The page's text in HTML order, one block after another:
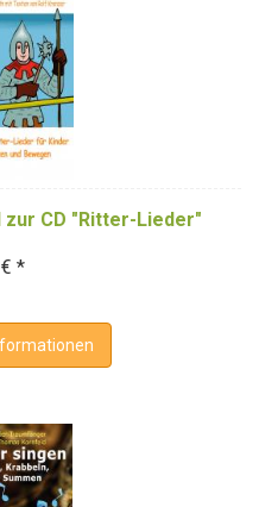
zur CD "Ritter-Lieder"
*